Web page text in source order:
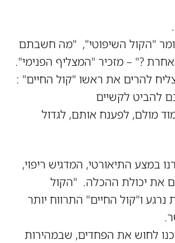
"הקול השיפוטי", "מה חשבתם
?" – מזכיר "המצליף הפנימי".
להרים את ראשו "קול החיים" :
להביט לקשיים
מולם, לפענח אותם, לגדול
במצע התיאורטי, המדגיש ריפוי,
את יכולת ההכלה. "הקול
ו"קול החיים" התרווח יותר
לחוש את הפחדים, שבמהירות